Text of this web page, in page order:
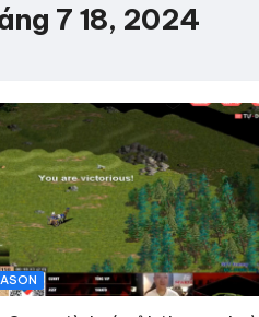
7 18, 2024